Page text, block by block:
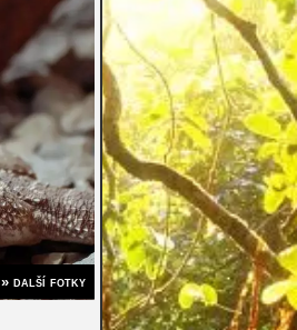
» další fotky